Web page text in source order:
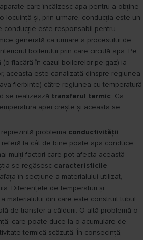
care încălzesc apa pentru a obține
locuință și, prin urmare, conducția este un
conducție este responsabil pentru
generată ca urmare a procesului de
boilerului prin care circulă apa. Pe
(o flacără în cazul boilerelor pe gaz) ia
aceasta este canalizată dinspre regiunea
fierbinte) către regiunea cu temperatură
se realizează transferul termic. Ca
apei crește și aceasta se
problema conductivității
la cât de bine poate apa conduce
mulți factori care pot afecta această
se regăsesc caracteristicile
în secțiune a materialului utilizat,
Diferențele de temperaturi și
a materialului din care este construit tubul
de transfer a căldurii. O altă problemă o
care poate duce la o acumulare de
termică scăzută. În consecință,